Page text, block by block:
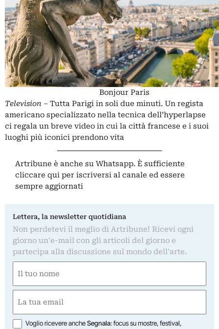
Bonjour Paris
Television – Tutta Parigi in soli due minuti. Un regista
americano specializzato nella tecnica dell’hyperlapse
ci regala un breve video in cui la città francese e i suoi
luoghi più iconici prendono vita
Artribune è anche su Whatsapp. È sufficiente
cliccare qui per iscriversi al canale ed essere
sempre aggiornati
Lettera, la newsletter quotidiana
Non perdetevi il meglio di Artribune! Ricevi ogni
giorno un'e-mail con gli articoli del giorno e
partecipa alla discussione sul mondo dell'arte.
(Obbligatorio)
Nome
(Obbligatorio)
Opzioni
Voglio ricevere ancheSegnala: focus su mostre, festival,